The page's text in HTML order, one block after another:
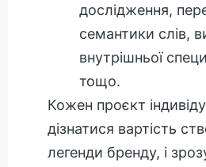
дослідження,
семантики слів,
внутрішньої
тощо.
Кожен проєкт
дізнатися вартість
легенди бренду, і